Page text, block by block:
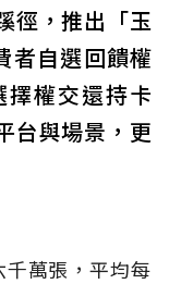
徑，推出「玉
者自選回饋權
權交還持卡
台與場景，更
萬張，平均每